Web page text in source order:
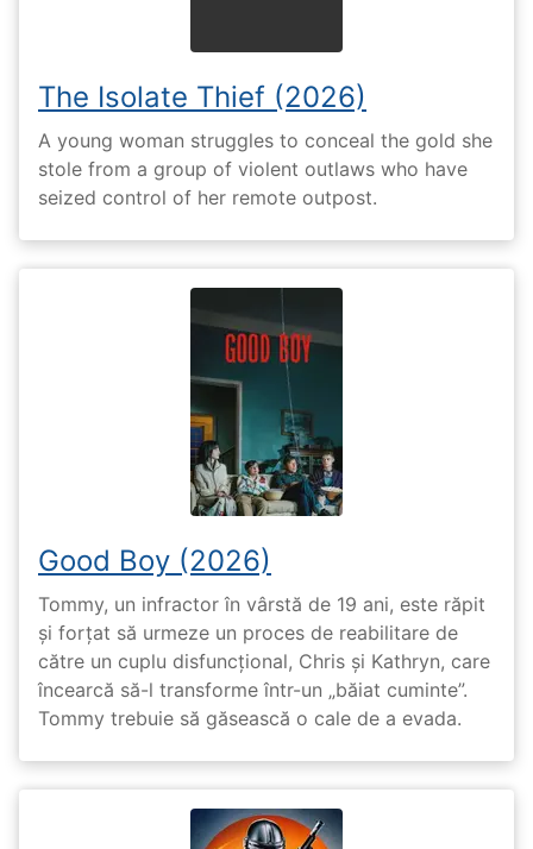
The Isolate Thief (2026)
A young woman struggles to conceal the gold she
stole from a group of violent outlaws who have
seized control of her remote outpost.
Good Boy (2026)
Tommy, un infractor în vârstă de 19 ani, este răpit
și forțat să urmeze un proces de reabilitare de
către un cuplu disfuncțional, Chris și Kathryn, care
încearcă să-l transforme într-un „băiat cuminte”.
Tommy trebuie să găsească o cale de a evada.